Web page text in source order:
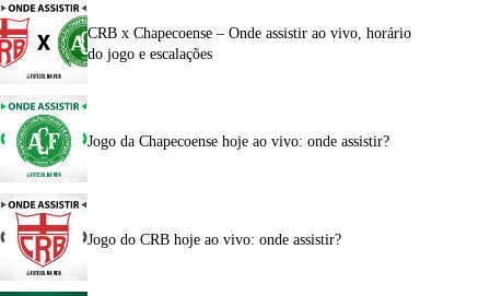
CRB x Chapecoense – Onde assistir ao vivo, horário
do jogo e escalações
Jogo da Chapecoense hoje ao vivo: onde assistir?
Jogo do CRB hoje ao vivo: onde assistir?